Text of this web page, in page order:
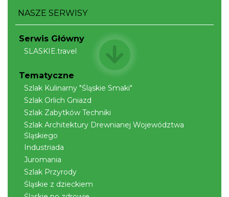
Pokazy tradycji - pokaz pszczelarski w
Muzeum Beskidzkim
Wisła
NASZE SERWISY
Serwis Główny
SLASKIE.travel
Tematyczne
Szlak Kulinarny "Śląskie Smaki"
Szlak Orlich Gniazd
Szlak Zabytków Techniki
Szlak Architektury Drewnianej Województwa
Śląskiego
Industriada
Juromania
Szlak Przyrody
Śląskie z dzieckiem